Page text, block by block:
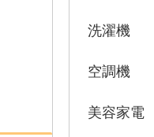
洗濯機
空調機
美容家電